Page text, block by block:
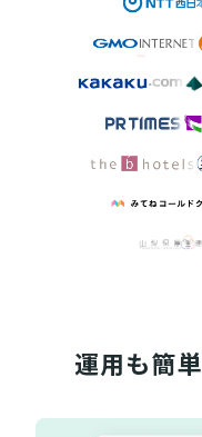
運用も簡単